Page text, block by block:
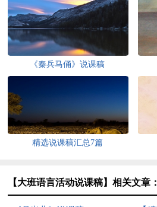
《秦兵马俑》说课稿
精选说课稿汇总7篇
【大班语言活动说课稿】相关文章：